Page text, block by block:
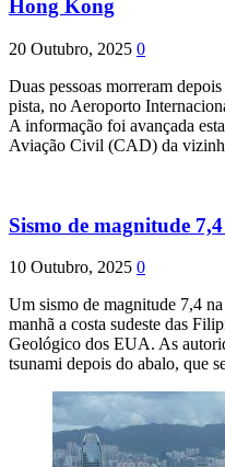
Hong Kong
20 Outubro, 2025 0
Duas pessoas morreram
pista, no Aeroporto
A informação foi avançada
Aviação Civil (CAD) da
Sismo de magnitude
10 Outubro, 2025 0
Um sismo de magnitude 7,4
manhã a costa sudeste das
Geológico dos EUA. As
tsunami depois do abalo, que